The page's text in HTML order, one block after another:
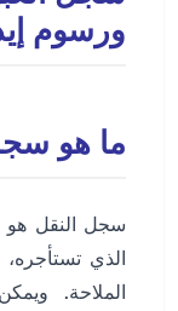
ورسوم
ما هو
سجل النقل هو
الذي
الملاحة.